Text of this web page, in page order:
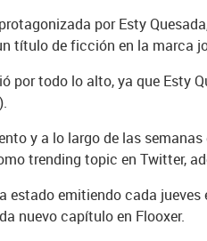
por Esty
título de ficción en la marca
por todo lo alto, ya que
y a lo largo de las
trending topic en Twitter,
estado emitiendo cada
nuevo capítulo en Flooxer.